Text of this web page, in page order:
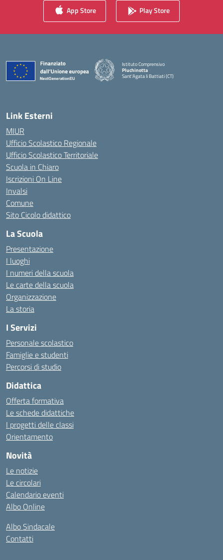
App Store Play Store
Istituto Comprensivo
Pluchinotta
Sant'Agata li Battiati (CT)
— Visita la pagina iniziale della scuola
Link Esterni
MIUR
Ufficio Scolastico Regionale
Ufficio Scolastico Territoriale
Scuola in Chiaro
Iscrizioni On Line
Invalsi
Comune
Sito Cicolo didattico
La Scuola
Presentazione
I luoghi
I numeri della scuola
Le carte della scuola
Organizzazione
La storia
I Servizi
Personale scolastico
Famiglie e studenti
Percorsi di studio
Didattica
Offerta formativa
Le schede didattiche
I progetti delle classi
Orientamento
Novità
Le notizie
Le circolari
Calendario eventi
Albo Online
Albo Sindacale
Contatti